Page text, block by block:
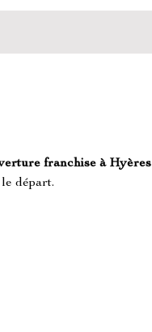
franchise à Hyères
départ.